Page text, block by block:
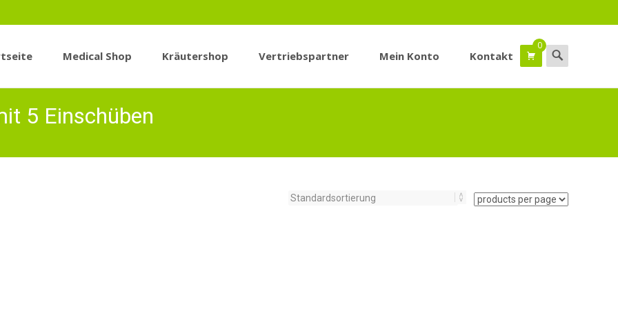
Medical Shop Kräutershop Vertriebspartner Mein Konto Kontakt
0 Suchen
nach:
5 Einschüben